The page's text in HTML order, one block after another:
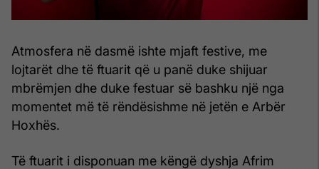
Atmosfera në dasmë ishte mjaft festive, me
lojtarët dhe të ftuarit që u panë duke shijuar
mbrëmjen dhe duke festuar së bashku një nga
momentet më të rëndësishme në jetën e Arbër
Hoxhës.
Të ftuarit i disponuan me këngë dyshja Afrim